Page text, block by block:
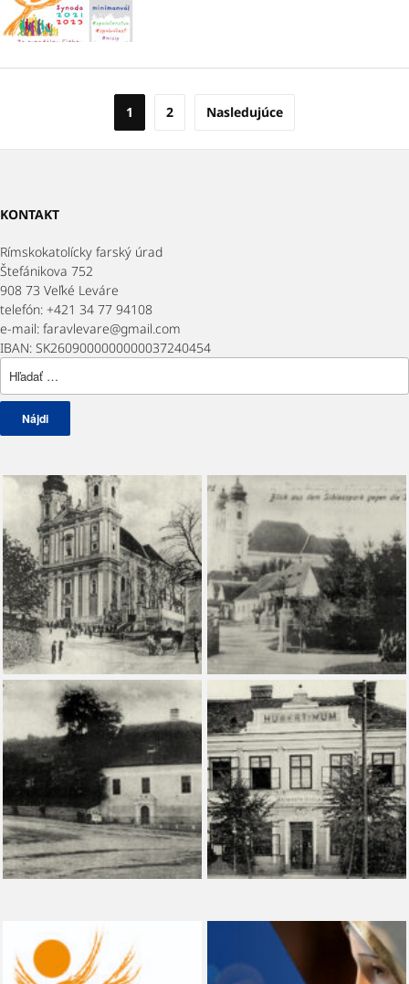
Stránkovanie
príspevkov
1 2 Nasledujúce
KONTAKT
Rímskokatolícky farský úrad
Štefánikova 752
908 73 Veľké Leváre
telefón: +421 34 77 94108
e-mail: faravlevare@gmail.com
IBAN: SK2609000000000037240454